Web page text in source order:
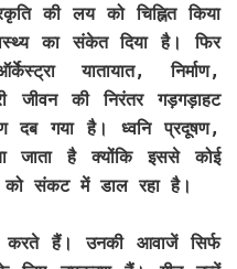
की लय को चिह्नित किया
का संकेत दिया है। फिर
यातायात, निर्माण,
जीवन की निरंतर गड़गड़ाहट
दब गया है। ध्वनि प्रदूषण,
जाता है क्योंकि इससे कोई
को संकट में डाल रहा है।
करते हैं। उनकी आवाजें सिर्फ